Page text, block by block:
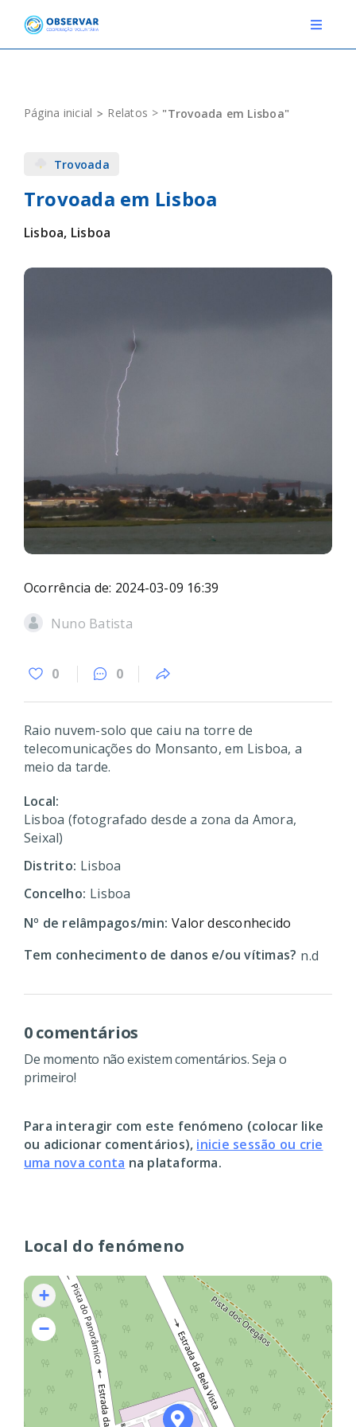
content
Toggle
EVENTOS
DEFINIÇÕES
F.A.Q.
Página inicial Relatos "Trovoada em Lisboa"
Local do fenómeno
+
−
Trovoada
Trovoada em Lisboa
Lisboa, Lisboa
Ocorrência de: 2024-03-09 16:39
Nuno Batista
0 0
Raio nuvem-solo que caiu na torre de
telecomunicações do Monsanto, em Lisboa, a
meio da tarde.
Local:
Lisboa (fotografado desde a zona da Amora,
Seixal)
Distrito: Lisboa
Concelho: Lisboa
Nº de relâmpagos/min: Valor desconhecido
Tem conhecimento de danos e/ou vítimas? n.d
0 comentários
De momento não existem comentários. Seja o
primeiro!
Para interagir com este fenómeno (colocar like
ou adicionar comentários), inicie sessão ou crie
uma nova conta na plataforma.